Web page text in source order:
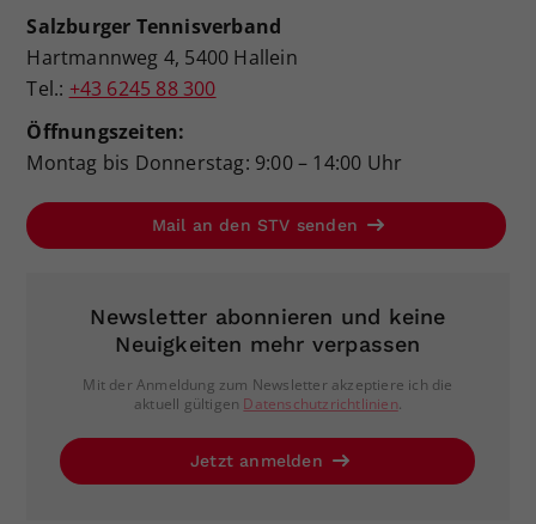
Salzburger Tennisverband
Hartmannweg 4, 5400 Hallein
Tel.: +43 6245 88 300
Öffnungszeiten:
Montag bis Donnerstag: 9:00 – 14:00 Uhr
Mail an den STV senden
Newsletter abonnieren und keine
Neuigkeiten mehr verpassen
Mit der Anmeldung zum Newsletter akzeptiere ich die
aktuell gültigen Datenschutzrichtlinien.
Jetzt anmelden